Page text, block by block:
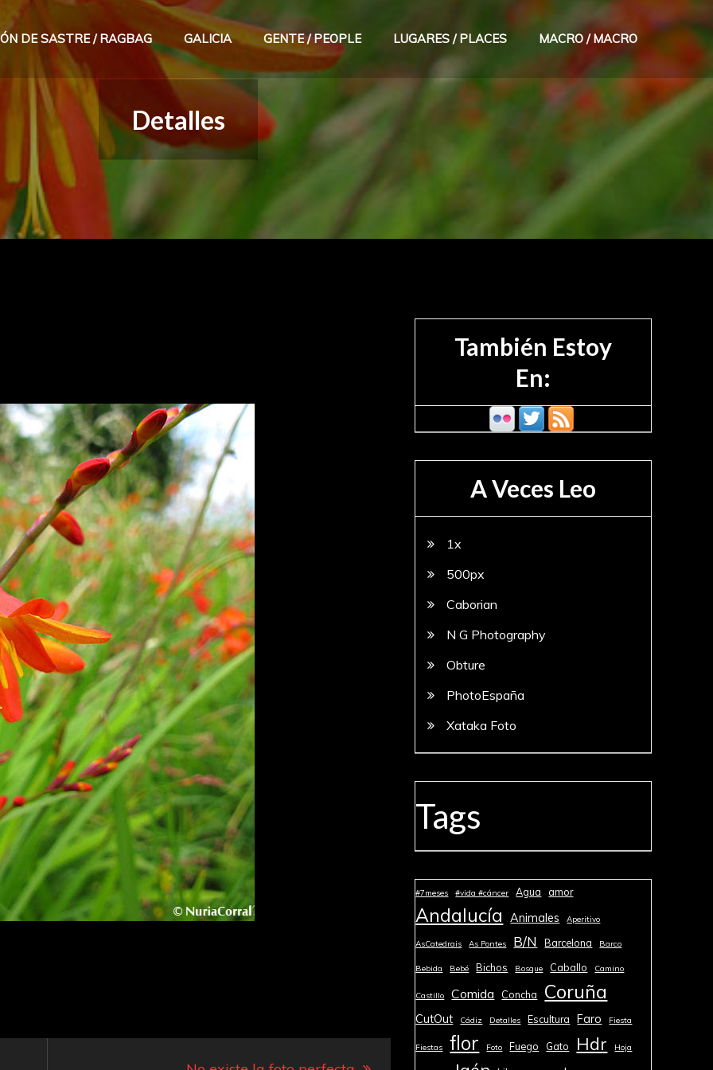
DE SASTRE / RAGBAG GALICIA GENTE / PEOPLE LUGARES / PLACES MACRO / MACRO
Detalles
También Estoy
En:
A Veces Leo
1x
500px
Caborian
N G Photography
Obture
PhotoEspaña
Xataka Foto
Tags
#7meses #vida #cáncer Agua amor
Andalucía Animales Aperitivo
AsCatedrais As Pontes B/N Barcelona Barco
Bebida Bebé Bichos Bosque Caballo Camino
Castillo Comida Concha Coruña
CutOut Cádiz Detalles Escultura Faro Fiesta
Fiestas flor Foto Fuego Gato Hdr Hoja